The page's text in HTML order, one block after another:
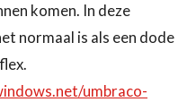
komen. In deze
normaal is als een dode
umbraco-